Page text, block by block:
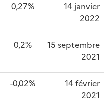
0,27%
14 janvier
2022
0,2%
15 septembre
2021
-0,02%
14 février
2021